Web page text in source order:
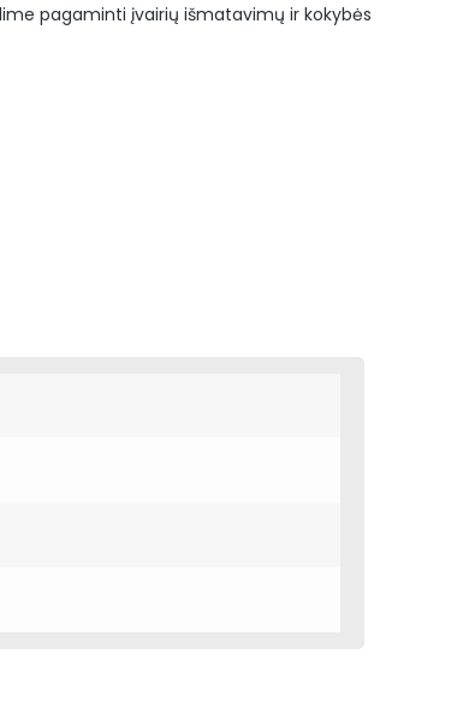
pagaminti įvairių išmatavimų ir kokybės